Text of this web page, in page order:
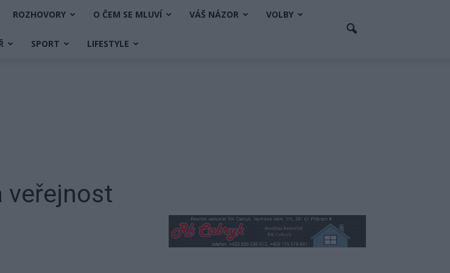
ROZHOVORY O ČEM SE MLUVÍ VÁŠ NÁZOR VOLBY
SPORT LIFESTYLE
veřejnost